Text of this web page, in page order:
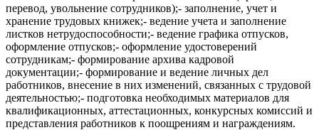
перевод, увольнение сотрудников);- заполнение, учет и
хранение трудовых книжек;- ведение учета и заполнение
листков нетрудоспособности;- ведение графика отпусков,
оформление отпусков;- оформление удостоверений
сотрудникам;- формирование архива кадровой
документации;- формирование и ведение личных дел
работников, внесение в них изменений, связанных с трудовой
деятельностью;- подготовка необходимых материалов для
квалификационных, аттестационных, конкурсных комиссий и
представления работников к поощрениям и награждениям.